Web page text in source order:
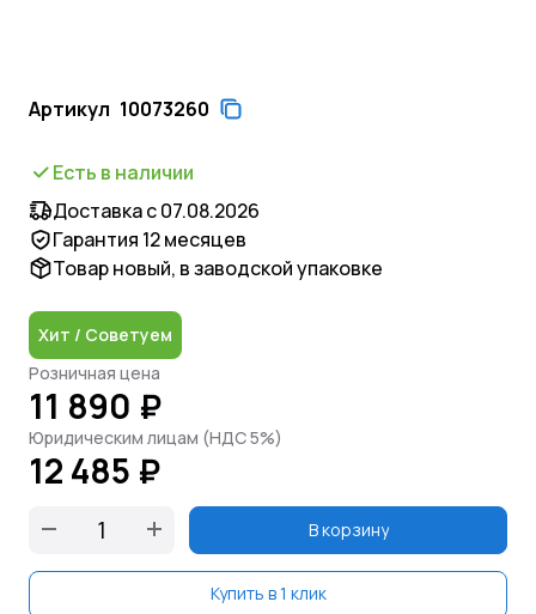
Артикул 10073260
Есть в наличии
Доставка с 07.08.2026
Гарантия 12 месяцев
Товар новый, в заводской упаковке
Хит / Советуем
Розничная цена
11 890 ₽
Юридическим лицам (НДС 5%)
12 485 ₽
В корзину
Купить в 1 клик